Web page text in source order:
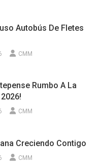
Autobús De Fletes
CMM
Rumbo A La
CMM
Creciendo Contigo
CMM